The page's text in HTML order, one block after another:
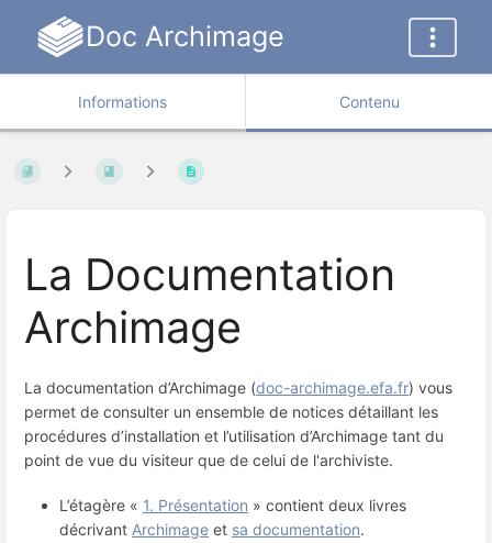
Doc Archimage
Informations Contenu
La Documentation
Archimage
La documentation d’Archimage (doc-archimage.efa.fr) vous
permet de consulter un ensemble de notices détaillant les
procédures d’installation et l’utilisation d’Archimage tant du
point de vue du visiteur que de celui de l'archiviste.
L’étagère « 1. Présentation » contient deux livres
décrivant Archimage et sa documentation.